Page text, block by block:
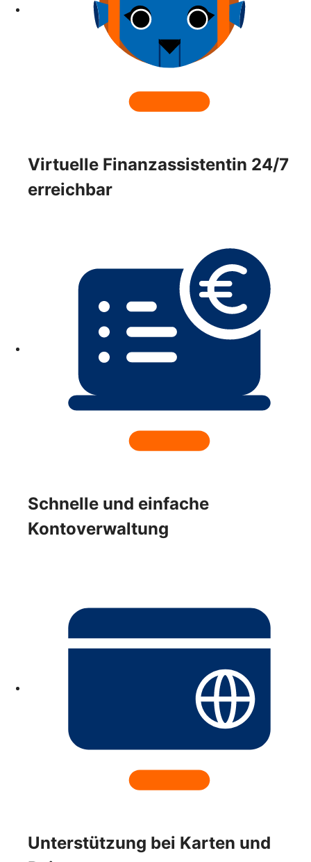
Virtuelle Finanzassistentin 24/7
erreichbar
Schnelle und einfache
Kontoverwaltung
Unterstützung bei Karten und